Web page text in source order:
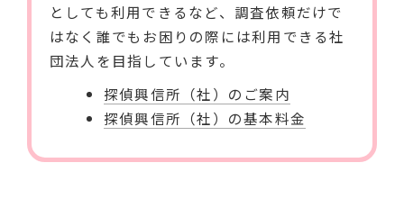
としても利用できるなど、調査依頼だけで
はなく誰でもお困りの際には利用できる社
団法人を目指しています。
探偵興信所（社）のご案内
探偵興信所（社）の基本料金